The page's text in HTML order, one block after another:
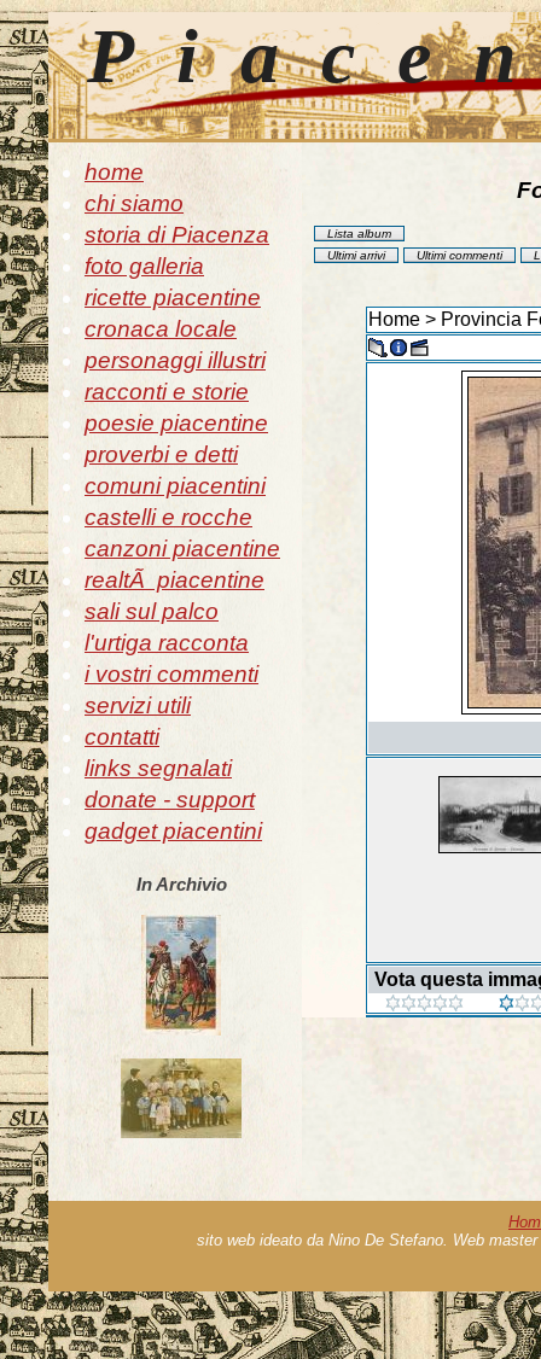
home
chi siamo
storia di Piacenza
foto galleria
ricette piacentine
cronaca locale
personaggi illustri
racconti e storie
poesie piacentine
proverbi e detti
comuni piacentini
castelli e rocche
canzoni piacentine
realtÃ piacentine
sali sul palco
l'urtiga racconta
i vostri commenti
servizi utili
contatti
links segnalati
donate - support
gadget piacentini
In Archivio
Lista album
Ultimi arrivi
Ultimi commenti
Home > Provincia
Vota questa
sito web ideato da Nino De Stefano. Web